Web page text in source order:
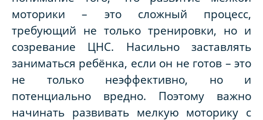
моторики – это сложный процесс,
требующий не только тренировки, но и
созревание ЦНС. Насильно заставлять
заниматься ребёнка, если он не готов – это
не только неэффективно, но и
потенциально вредно. Поэтому важно
начинать развивать мелкую моторику с